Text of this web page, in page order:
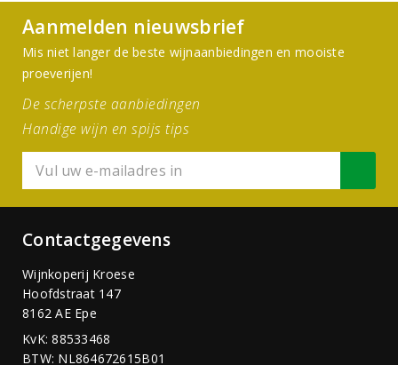
Aanmelden nieuwsbrief
Mis niet langer de beste wijnaanbiedingen en mooiste
proeverijen!
De scherpste aanbiedingen
Handige wijn en spijs tips
Contactgegevens
Wijnkoperij Kroese
Hoofdstraat 147
8162 AE Epe
KvK: 88533468
BTW: NL864672615B01